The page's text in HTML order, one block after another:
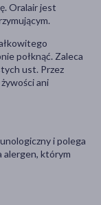
Oralair jest
połknąć. Zaleca
ust. Przez
ani
i polega
alergen, którym